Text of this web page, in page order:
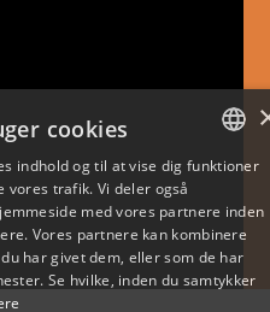
ENGLISH
cookies
indhold og til at vise dig funktioner
trafik. Vi deler også
med vores partnere inden
Vores partnere kan kombinere
har givet dem, eller som de har
Se hvilke, inden du samtykker